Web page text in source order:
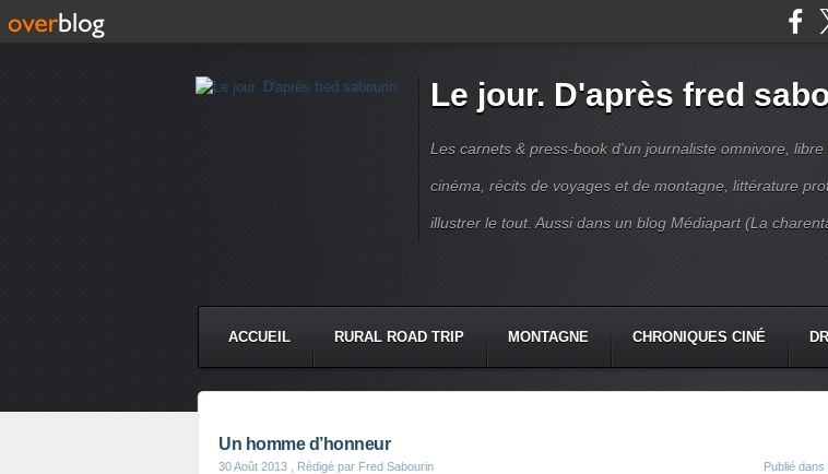
Le jour. D'après fred
Les carnets & press-book d'un journaliste omnivore,
cinéma, récits de voyages et de montagne, littérature
illustrer le tout. Aussi dans un blog Médiapart (La
ACCUEIL RURAL ROAD TRIP MONTAGNE CHRONIQUES CINÉ
Un homme d’honneur
30 Août 2013 , Rédigé par Fred Sabourin Publié dans